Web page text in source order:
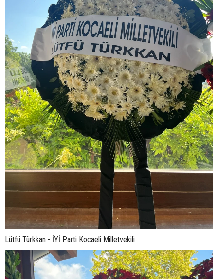
Lütfü Türkkan - İYİ Parti Kocaeli Milletvekili